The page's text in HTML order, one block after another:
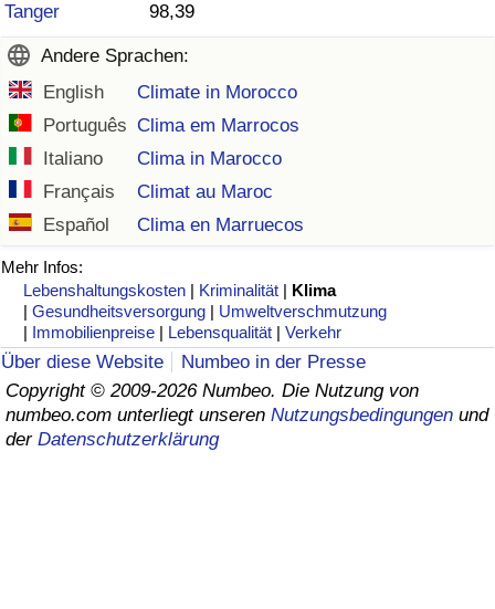
Tanger
98,39
Andere Sprachen:
English
Climate in Morocco
Português Clima em Marrocos
Italiano
Clima in Marocco
Français
Climat au Maroc
Español
Clima en Marruecos
Mehr Infos:
Lebenshaltungskosten | Kriminalität | Klima
|Gesundheitsversorgung | Umweltverschmutzung
| Immobilienpreise | Lebensqualität |Verkehr
Über diese Website
Numbeo in der Presse
Copyright © 2009-2026 Numbeo. Die Nutzung von
numbeo.com unterliegt unseren Nutzungsbedingungen und
der Datenschutzerklärung
Kriminalitäts-Index
Kriminalitätsindex nach Land
Gesundheitsversorgung
Gesundheitsversorgungs-Index (aktuell)
Gesundheitsversorgungs-Index
Gesundheitsversorgungs-Index nach Land
Umweltverschmutzung
Umweltverschmutzungs-Index (aktuell)